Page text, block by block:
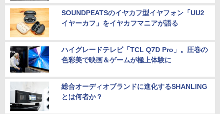
SOUNDPEATSのイヤカフ型イヤフォン「UU2
イヤーカフ」をイヤカフマニアが語る
ハイグレードテレビ「TCL Q7D Pro」。圧巻の
色彩美で映画＆ゲームが極上体験に
総合オーディオブランドに進化するSHANLING
とは何者か？